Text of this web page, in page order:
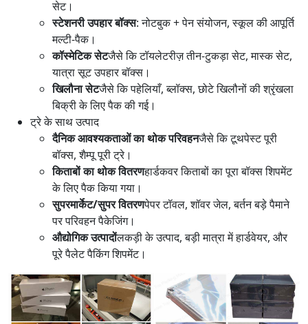
सेट।
स्टेशनरी उपहार बॉक्स: नोटबुक + पेन संयोजन, स्कूल की आपूर्ति
मल्टी-पैक।
कॉस्मेटिक सेटजैसे कि टॉयलेटरीज़ तीन-टुकड़ा सेट, मास्क सेट,
यात्रा सूट उपहार बॉक्स।
खिलौना सेटजैसे कि पहेलियाँ, ब्लॉक्स, छोटे खिलौनों की श्रृंखला
बिक्री के लिए पैक की गई।
ट्रे के साथ उत्पाद
दैनिक आवश्यकताओं का थोक परिवहनजैसे कि टूथपेस्ट पूरी
बॉक्स, शैम्पू पूरी ट्रे।
किताबों का थोक वितरणहार्डकवर किताबों का पूरा बॉक्स शिपमेंट
के लिए पैक किया गया।
सुपरमार्केट/सुपर वितरणपेपर टॉवल, शॉवर जेल, बर्तन बड़े पैमाने
पर परिवहन पैकेजिंग।
औद्योगिक उत्पादोंलकड़ी के उत्पाद, बड़ी मात्रा में हार्डवेयर, और
पूरे पैलेट पैकिंग शिपमेंट।